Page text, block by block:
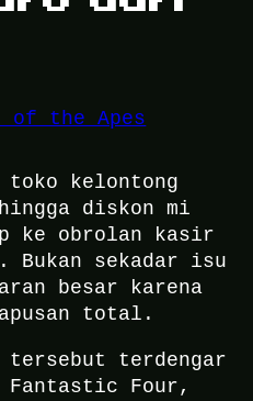
of the Apes
kelontong
diskon mi
ke obrolan kasir
sekadar isu
besar karena
total.
tersebut terdengar
Four,